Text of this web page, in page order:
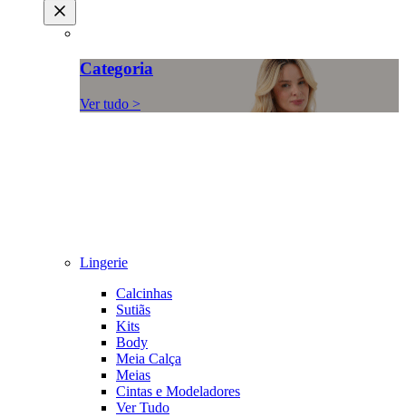
Categoria
Ver tudo >
Lingerie
Calcinhas
Sutiãs
Kits
Body
Meia Calça
Meias
Cintas e Modeladores
Ver Tudo